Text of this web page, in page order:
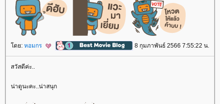
ดย: หอมกร 8 กุมภาพันธ์ 2566 7:55:22 น.
สวัสดีค่ะ..
น่าดูนะคะ..น่าสนุก